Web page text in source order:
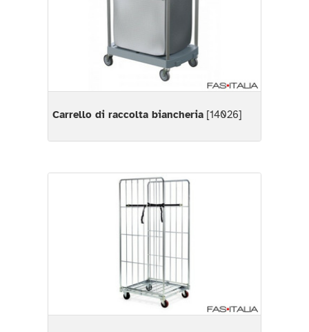
Carrello di raccolta biancheria [14026]